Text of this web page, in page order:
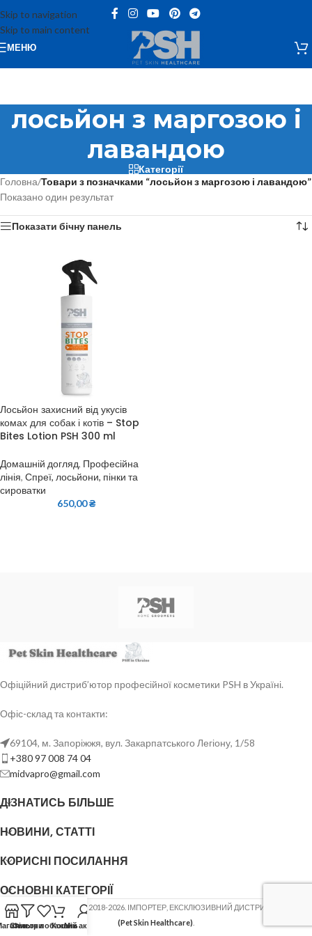
Skip to navigation
Skip to main content
МЕНЮ
лосьйон з маргозою і
лавандою
Категорії
Головна/Товари з позначками “лосьйон з маргозою і лавандою”
Показано один результат
Показати бічну панель
Лосьйон захисний від укусів
комах для собак і котів – Stop
Bites Lotion PSH 300 ml
Домашній догляд, Професійна
лінія, Спреї, лосьйони, пінки та
сироватки
650,00₴
Офіційний дистриб’ютор професійної косметики PSH в Україні.
Офіс-склад та контакти:
69104, м. Запоріжжя, вул. Закарпатського Легіону, 1/58
+380 97 008 74 04
midvapro@gmail.com
ДІЗНАТИСЬ БІЛЬШЕ
НОВИНИ, СТАТТІ
КОРИСНІ ПОСИЛАННЯ
ОСНОВНІ КАТЕГОРІЇ
ФОП ШОВГЕНЮК Ю.В. 2018-2026. ІМПОРТЕР, ЕКСКЛЮЗИВНИЙ ДИСТРИБ'ЮТОР
(Pet Skin Healthcare)
Фільтри
Список побажань
КошикМій акаунт